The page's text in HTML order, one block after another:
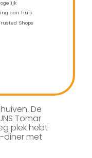
aan huis
Shops
De
Tomar
plek hebt
diner met